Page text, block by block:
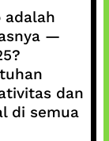
adalah
—
dan
di semua